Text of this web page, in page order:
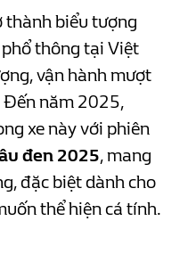
thành biểu tượng
thông tại Việt
vận hành mượt
Đến năm 2025,
xe này với phiên
đen 2025, mang
đặc biệt dành cho
thể hiện cá tính.